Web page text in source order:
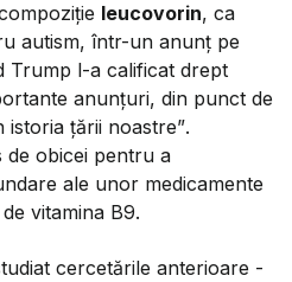
leucovorin, ca
autism, într-un anunț pe
Trump l-a calificat drept
anunțuri, din punct de
istoria țării noastre”.
de obicei pentru a
ale unor medicamente
vitamina B9.
cercetările anterioare -